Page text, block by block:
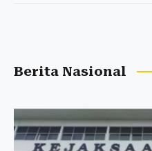
Berita Nasional